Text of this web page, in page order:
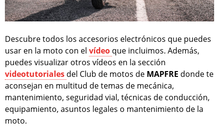
Descubre todos los accesorios electrónicos que puedes
usar en la moto con el vídeo que incluimos. Además,
puedes visualizar otros vídeos en la sección
videotutoriales del Club de motos de MAPFRE donde te
aconsejan en multitud de temas de mecánica,
mantenimiento, seguridad vial, técnicas de conducción,
equipamiento, asuntos legales o mantenimiento de la
moto.